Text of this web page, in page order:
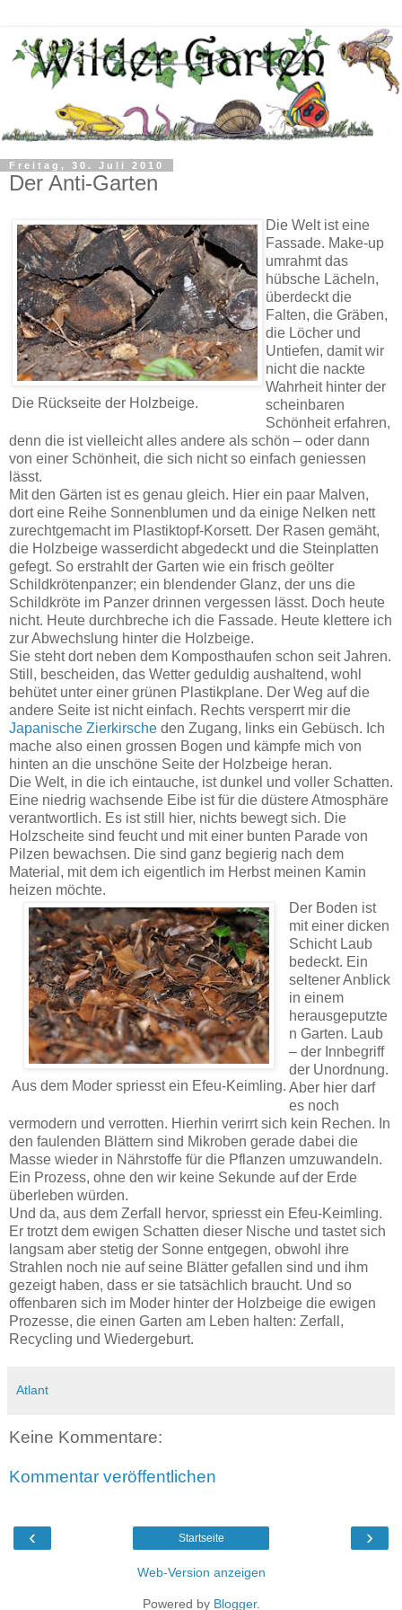
Freitag, 30. Juli 2010
Der Anti-Garten
Die Rückseite der Holzbeige.
Die Welt ist eine
Fassade. Make-up
umrahmt das
hübsche Lächeln,
überdeckt die
Falten, die Gräben,
die Löcher und
Untiefen, damit wir
nicht die nackte
Wahrheit hinter der
scheinbaren
Schönheit erfahren,
denn die ist vielleicht alles andere als schön – oder dann
von einer Schönheit, die sich nicht so einfach geniessen
lässt.
Mit den Gärten ist es genau gleich. Hier ein paar Malven,
dort eine Reihe Sonnenblumen und da einige Nelken nett
zurechtgemacht im Plastiktopf-Korsett. Der Rasen gemäht,
die Holzbeige wasserdicht abgedeckt und die Steinplatten
gefegt. So erstrahlt der Garten wie ein frisch geölter
Schildkrötenpanzer; ein blendender Glanz, der uns die
Schildkröte im Panzer drinnen vergessen lässt. Doch heute
nicht. Heute durchbreche ich die Fassade. Heute klettere ich
zur Abwechslung hinter die Holzbeige.
Sie steht dort neben dem Komposthaufen schon seit Jahren.
Still, bescheiden, das Wetter geduldig aushaltend, wohl
behütet unter einer grünen Plastikplane. Der Weg auf die
andere Seite ist nicht einfach. Rechts versperrt mir die
Japanische Zierkirsche den Zugang, links ein Gebüsch. Ich
mache also einen grossen Bogen und kämpfe mich von
hinten an die unschöne Seite der Holzbeige heran.
Die Welt, in die ich eintauche, ist dunkel und voller Schatten.
Eine niedrig wachsende Eibe ist für die düstere Atmosphäre
verantwortlich. Es ist still hier, nichts bewegt sich. Die
Holzscheite sind feucht und mit einer bunten Parade von
Pilzen bewachsen. Die sind ganz begierig nach dem
Material, mit dem ich eigentlich im Herbst meinen Kamin
heizen möchte.
Aus dem Moder spriesst ein Efeu-Keimling.
Der Boden ist
mit einer dicken
Schicht Laub
bedeckt. Ein
seltener Anblick
in einem
herausgeputzte
n Garten. Laub
– der Innbegriff
der Unordnung.
Aber hier darf
es noch
vermodern und verrotten. Hierhin verirrt sich kein Rechen. In
den faulenden Blättern sind Mikroben gerade dabei die
Masse wieder in Nährstoffe für die Pflanzen umzuwandeln.
Ein Prozess, ohne den wir keine Sekunde auf der Erde
überleben würden.
Und da, aus dem Zerfall hervor, spriesst ein Efeu-Keimling.
Er trotzt dem ewigen Schatten dieser Nische und tastet sich
langsam aber stetig der Sonne entgegen, obwohl ihre
Strahlen noch nie auf seine Blätter gefallen sind und ihm
gezeigt haben, dass er sie tatsächlich braucht. Und so
offenbaren sich im Moder hinter der Holzbeige die ewigen
Prozesse, die einen Garten am Leben halten: Zerfall,
Recycling und Wiedergeburt.
Atlant
Keine Kommentare:
Kommentar veröffentlichen
‹ ›
Startseite
Web-Version anzeigen
Powered by Blogger.